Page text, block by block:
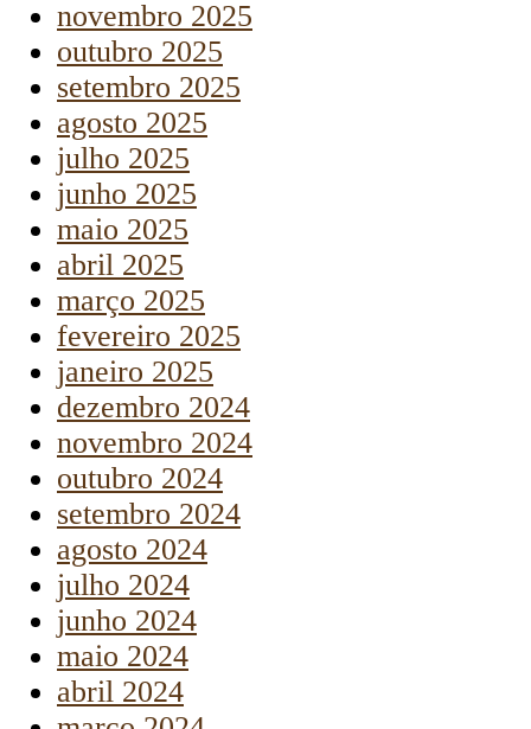
novembro 2025
outubro 2025
setembro 2025
agosto 2025
julho 2025
junho 2025
maio 2025
abril 2025
março 2025
fevereiro 2025
janeiro 2025
dezembro 2024
novembro 2024
outubro 2024
setembro 2024
agosto 2024
julho 2024
junho 2024
maio 2024
abril 2024